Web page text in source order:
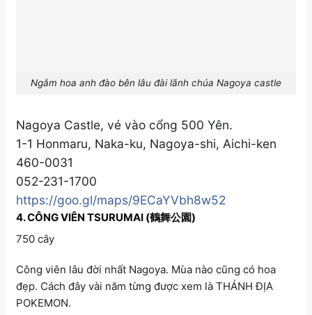
Ngắm hoa anh đào bên lâu đài lãnh chúa Nagoya castle
Nagoya Castle, vé vào cổng 500 Yên.
1-1 Honmaru, Naka-ku, Nagoya-shi, Aichi-ken
460-0031
052-231-1700
https://goo.gl/maps/9ECaYVbh8w52
4. CÔNG VIÊN TSURUMAI (鶴舞公園)
750 cây
Công viên lâu đời nhất Nagoya. Mùa nào cũng có hoa
đẹp. Cách đây vài năm từng được xem là THÁNH ĐỊA
POKEMON.